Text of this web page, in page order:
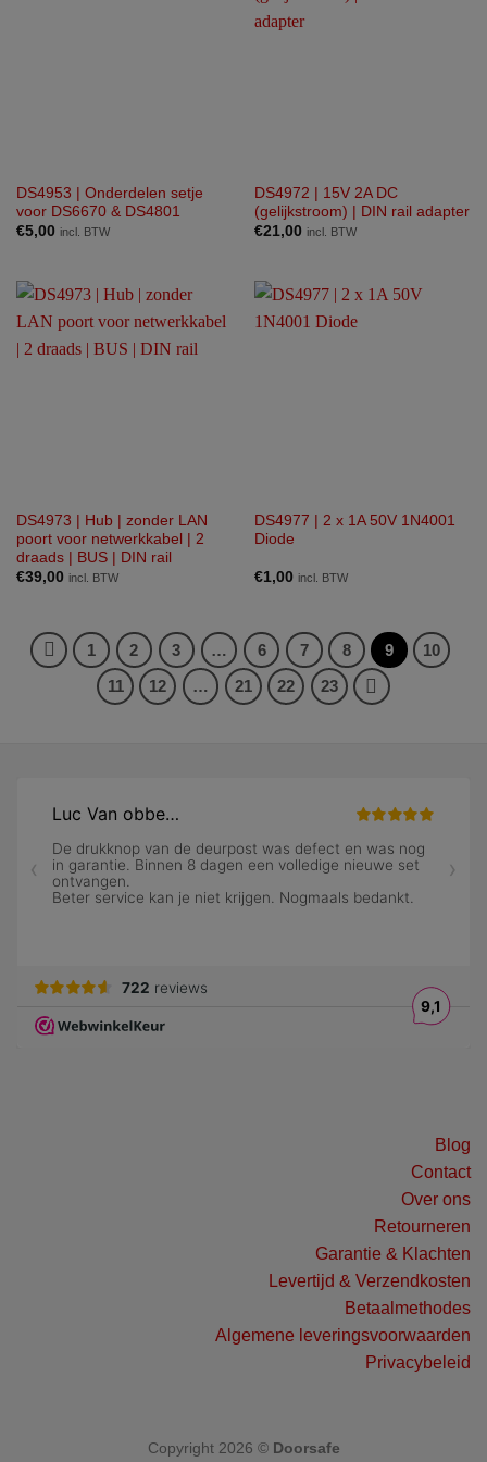
DS4953 | Onderdelen setje
voor DS6670 & DS4801
€5,00 incl. BTW
DS4972 | 15V 2A DC
(gelijkstroom) | DIN rail adapter
€21,00 incl. BTW
DS4973 | Hub | zonder LAN
poort voor netwerkkabel | 2
draads | BUS | DIN rail
€39,00 incl. BTW
DS4977 | 2 x 1A 50V 1N4001
Diode
€1,00 incl. BTW
1 2 3 … 6 7 8 9
10
11
12 … 21 22 23
Blog
Contact
Over ons
Retourneren
Garantie & Klachten
Levertijd & Verzendkosten
Betaalmethodes
Algemene leveringsvoorwaarden
Privacybeleid
Copyright 2026 © Doorsafe